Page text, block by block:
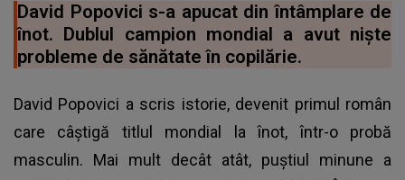
David Popovici s-a apucat din întâmplare de
înot. Dublul campion mondial a avut nişte
probleme de sănătate în copilărie.
David Popovici a scris istorie, devenit primul român
care câştigă titlul mondial la înot, într-o probă
masculin. Mai mult decât atât, puştiul minune a